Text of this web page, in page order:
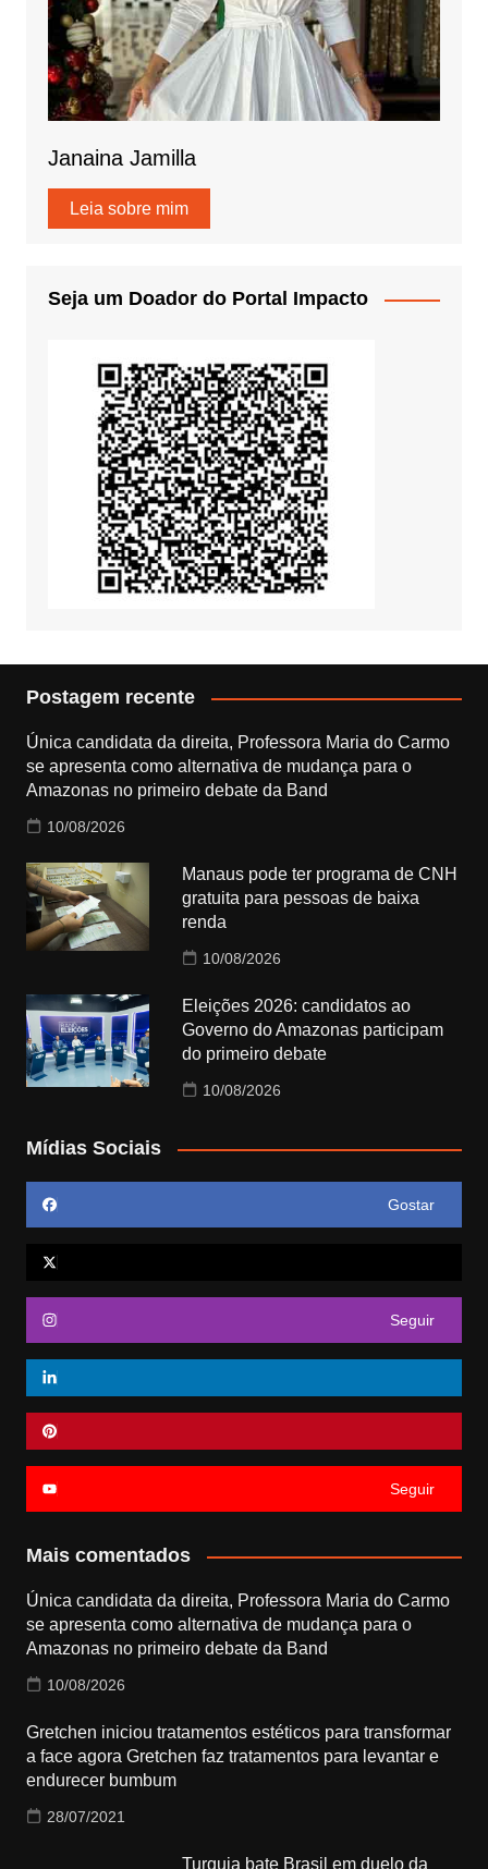
Janaina Jamilla
Leia sobre mim
Seja um Doador do Portal Impacto
Postagem recente
Única candidata da direita, Professora Maria do Carmo
se apresenta como alternativa de mudança para o
Amazonas no primeiro debate da Band
10/08/2026
Manaus pode ter programa de CNH
gratuita para pessoas de baixa
renda
10/08/2026
Eleições 2026: candidatos ao
Governo do Amazonas participam
do primeiro debate
10/08/2026
Mídias Sociais
Gostar
Seguir
Seguir
Mais comentados
Única candidata da direita, Professora Maria do Carmo
se apresenta como alternativa de mudança para o
Amazonas no primeiro debate da Band
10/08/2026
Gretchen iniciou tratamentos estéticos para transformar
a face agora Gretchen faz tratamentos para levantar e
endurecer bumbum
28/07/2021
Turquia bate Brasil em duelo da